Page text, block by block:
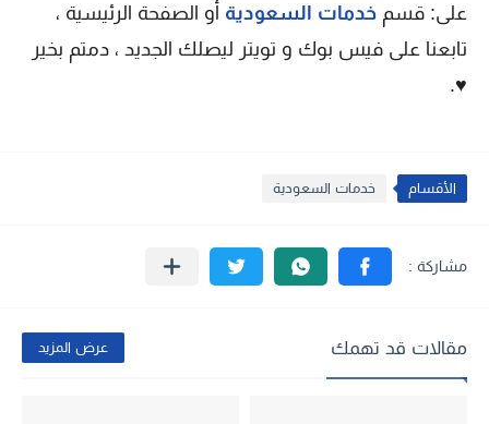
على: قسم خدمات السعودية أو الصفحة الرئيسية ،
تابعنا على فيس بوك و تويتر ليصلك الجديد ، دمتم بخير
♥.
الأقسام خدمات السعودية
مقالات قد تهمك عرض المزيد